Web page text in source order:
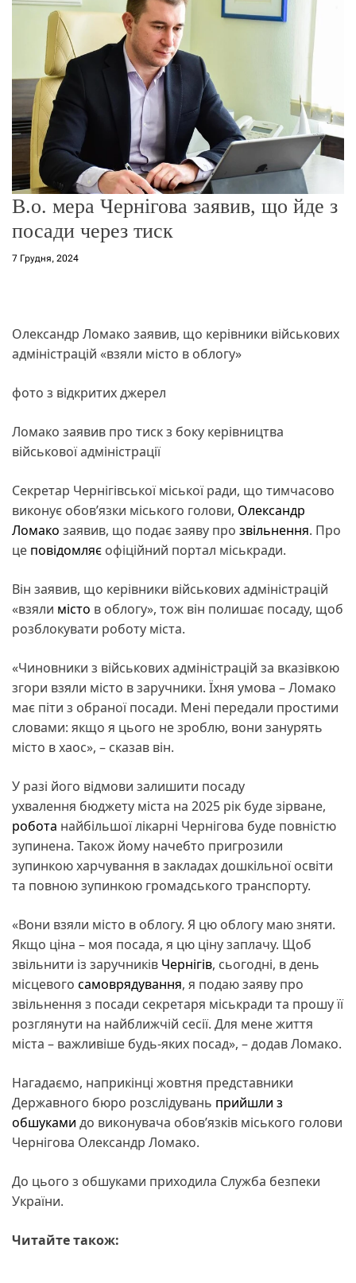
о
р
В.о. мера Чернігова заявив, що йде з
посади через тиск
7 Грудня, 2024
Олександр Ломако заявив, що керівники військових
адміністрацій «взяли місто в облогу»
фото з відкритих джерел
Ломако заявив про тиск з боку керівництва
військової адміністрації
Секретар Чернігівської міської ради, що тимчасово
виконує обов’язки міського голови, Олександр
Ломако заявив, що подає заяву про звільнення. Про
це повідомляє офіційний портал міськради.
Він заявив, що керівники військових адміністрацій
«взяли місто в облогу», тож він полишає посаду, щоб
розблокувати роботу міста.
«Чиновники з військових адміністрацій за вказівкою
згори взяли місто в заручники. Їхня умова – Ломако
має піти з обраної посади. Мені передали простими
словами: якщо я цього не зроблю, вони занурять
місто в хаос», – сказав він.
У разі його відмови залишити посаду
ухвалення бюджету міста на 2025 рік буде зірване,
робота найбільшої лікарні Чернігова буде повністю
зупинена. Також йому начебто пригрозили
зупинкою харчування в закладах дошкільної освіти
та повною зупинкою громадського транспорту.
«Вони взяли місто в облогу. Я цю облогу маю зняти.
Якщо ціна – моя посада, я цю ціну заплачу. Щоб
звільнити із заручників Чернігів, сьогодні, в день
місцевого самоврядування, я подаю заяву про
звільнення з посади секретаря міськради та прошу її
розглянути на найближчій сесії. Для мене життя
міста – важливіше будь-яких посад», – додав Ломако.
Нагадаємо, наприкінці жовтня представники
Державного бюро розслідувань прийшли з
обшуками до виконувача обов’язків міського голови
Чернігова Олександр Ломако.
До цього з обшуками приходила Служба безпеки
України.
Читайте також: